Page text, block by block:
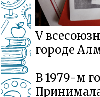
V
городе
В 1979-м